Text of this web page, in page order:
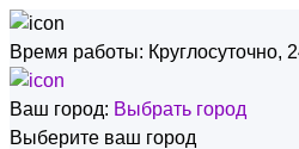
Время работы: Круглосуточно,
Ваш город: Выбрать город
Выберите ваш город